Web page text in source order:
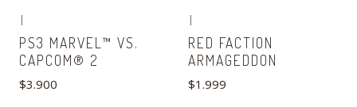
|
PS3 MARVEL™ VS.
CAPCOM® 2
$3.900
|
RED FACTION
ARMAGEDDON
$1.999